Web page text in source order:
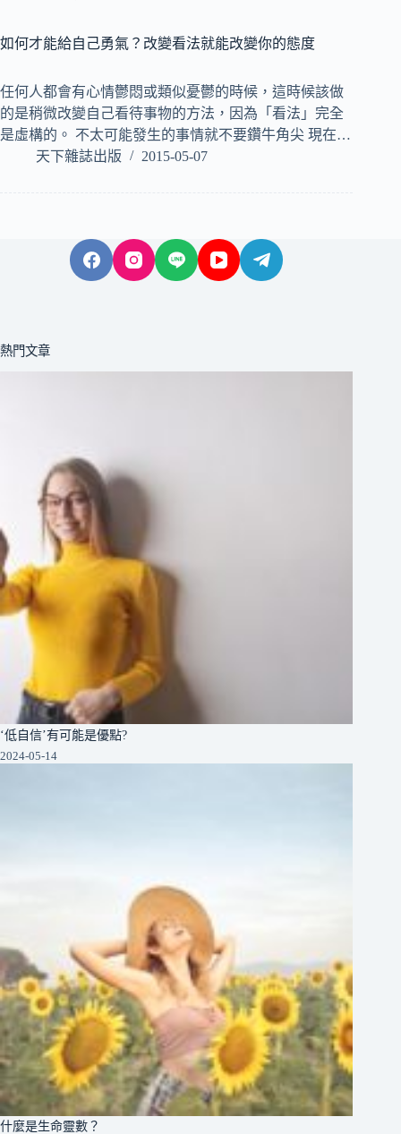
如何才能給自己勇氣？改變看法就能改變你的態度
任何人都會有心情鬱悶或類似憂鬱的時候，這時候該做
的是稍微改變自己看待事物的方法，因為「看法」完全
是虛構的。 不太可能發生的事情就不要鑽牛角尖 現在…
天下雜誌出版
2015-05-07
熱門文章
‘低自信’有可能是優點?
2024-05-14
什麼是生命靈數？